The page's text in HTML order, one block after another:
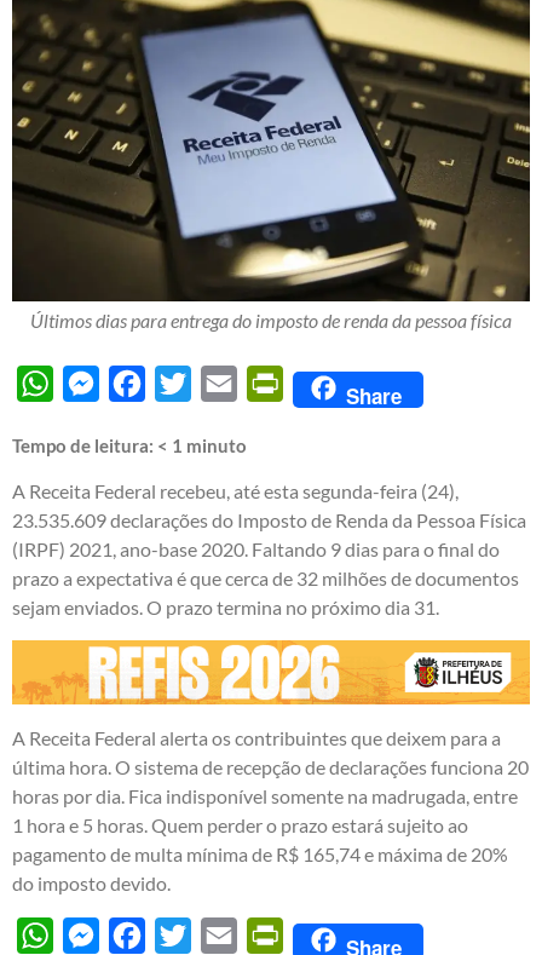
Últimos dias para entrega do imposto de renda da pessoa física
WhatsAppMessengerFacebook
Twitter Email PrintFriendly
Share
Tempo de leitura: < 1 minuto
A Receita Federal recebeu, até esta segunda-feira (24),
23.535.609 declarações do Imposto de Renda da Pessoa Física
(IRPF) 2021, ano-base 2020. Faltando 9 dias para o final do
prazo a expectativa é que cerca de 32 milhões de documentos
sejam enviados. O prazo termina no próximo dia 31.
A Receita Federal alerta os contribuintes que deixem para a
última hora. O sistema de recepção de declarações funciona 20
horas por dia. Fica indisponível somente na madrugada, entre
1 hora e 5 horas. Quem perder o prazo estará sujeito ao
pagamento de multa mínima de R$ 165,74 e máxima de 20%
do imposto devido.
WhatsAppMessengerFacebook
Twitter Email PrintFriendly
Share